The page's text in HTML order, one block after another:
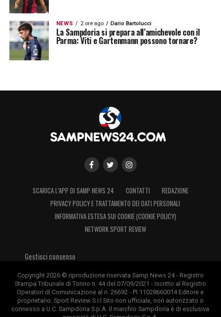
NEWS 2 ore ago Dario Bartolucci
La Sampdoria si prepara all’amichevole con il
Parma: Viti e Gartenmann possono tornare?
SCARICA L’APP DI SAMP NEWS 24 CONTATTI
REDAZIONE
PRIVACY POLICY E TRATTAMENTO DEI DATI PERSONALI
INFORMATIVA ESTESA SUI COOKIE (COOKIE POLICY)
NETWORK SPORT REVIEW
Gestisci consenso
Copyright 2026 © riproduzione riservata Samp News 24 - Registro
Stampa Tribunale di Torino n. 44 del 07/09/2021 - Iscritto al Registro
Operatori di Comunicazione al n. 26692 - PI 11028660014 Editore e
proprietario: Sport Review S.r.l Sito non ufficiale, non autorizzato o
connesso a U.C. Sampdoria S.p.A. Il marchio Sampdoria è di esclusiva